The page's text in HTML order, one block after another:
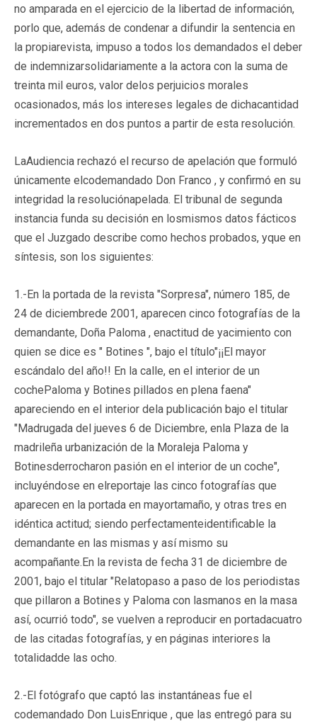
no amparada en el ejercicio de la libertad de información,
porlo que, además de condenar a difundir la sentencia en
la propiarevista, impuso a todos los demandados el deber
de indemnizarsolidariamente a la actora con la suma de
treinta mil euros, valor delos perjuicios morales
ocasionados, más los intereses legales de dichacantidad
incrementados en dos puntos a partir de esta resolución.
LaAudiencia rechazó el recurso de apelación que formuló
únicamente elcodemandado Don Franco , y confirmó en su
integridad la resoluciónapelada. El tribunal de segunda
instancia funda su decisión en losmismos datos fácticos
que el Juzgado describe como hechos probados, yque en
síntesis, son los siguientes:
1.-En la portada de la revista "Sorpresa", número 185, de
24 de diciembrede 2001, aparecen cinco fotografías de la
demandante, Doña Paloma , enactitud de yacimiento con
quien se dice es " Botines ", bajo el título"¡¡El mayor
escándalo del año!! En la calle, en el interior de un
cochePaloma y Botines pillados en plena faena"
apareciendo en el interior dela publicación bajo el titular
"Madrugada del jueves 6 de Diciembre, enla Plaza de la
madrileña urbanización de la Moraleja Paloma y
Botinesderrocharon pasión en el interior de un coche",
incluyéndose en elreportaje las cinco fotografías que
aparecen en la portada en mayortamaño, y otras tres en
idéntica actitud; siendo perfectamenteidentificable la
demandante en las mismas y así mismo su
acompañante.En la revista de fecha 31 de diciembre de
2001, bajo el titular "Relatopaso a paso de los periodistas
que pillaron a Botines y Paloma con lasmanos en la masa
así, ocurrió todo", se vuelven a reproducir en portadacuatro
de las citadas fotografías, y en páginas interiores la
totalidadde las ocho.
2.-El fotógrafo que captó las instantáneas fue el
codemandado Don LuisEnrique , que las entregó para su